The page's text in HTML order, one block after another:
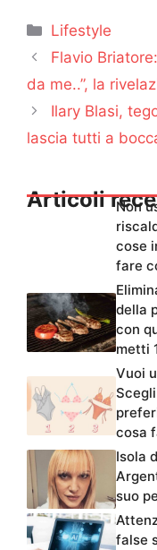
Categorie
Lifestyle
Flavio
da me..”, la
Ilary Blasi,
lascia tutti a
Articoli
Non
cose
fare
della
con
metti
Vuoi
cosa
Isola
suo
false